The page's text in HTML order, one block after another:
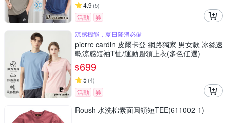
4.9 (5)
活動
券
涼感機能，夏日降溫必備
pierre cardin 皮爾卡登 網路獨家 男女款 冰絲速
乾涼感短袖T恤/運動圓領上衣(多色任選)
$699
5 (4)
活動 券
Roush 水洗棉素面圓領短TEE(611002-1)